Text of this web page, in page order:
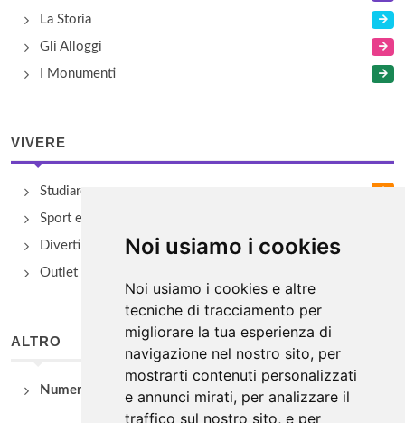
Noi usiamo i cookies
Noi usiamo i cookies e altre
tecniche di tracciamento per
migliorare la tua esperienza di
navigazione nel nostro sito, per
mostrarti contenuti personalizzati
e annunci mirati, per analizzare il
traffico sul nostro sito, e per
La Storia
Gli Alloggi
I Monumenti
VIVERE
Studiare
Sport e Benessere
Divertimento e Natura
Outlet e spacci aziendali
ALTRO
Numeri Utili